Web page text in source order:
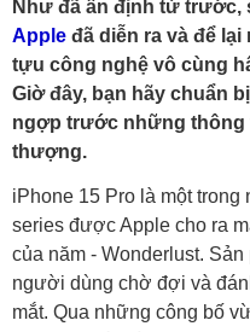
Như đã ấn định từ trước,
Apple đã diễn ra và để
tựu công nghệ vô cùng
Giờ đây, bạn hãy chuẩn
ngợp trước những thông
thượng.
iPhone 15 Pro là một
series được Apple cho ra
của năm - Wonderlust.
người dùng chờ đợi và
mắt. Qua những công bố